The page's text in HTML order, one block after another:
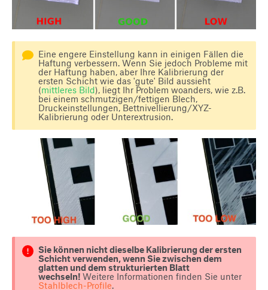
Eine engere Einstellung kann in einigen Fällen die
Haftung verbessern. Wenn Sie jedoch Probleme mit
der Haftung haben, aber Ihre Kalibrierung der
ersten Schicht wie das 'gute' Bild aussieht
(mittleres Bild), liegt Ihr Problem woanders, wie z.B.
bei einem schmutzigen/fettigen Blech,
Druckeinstellungen, Bettnivellierung/XYZ-
Kalibrierung oder Unterextrusion.
Sie können nicht dieselbe Kalibrierung der ersten
Schicht verwenden, wenn Sie zwischen dem
glatten und dem strukturierten Blatt
wechseln! Weitere Informationen finden Sie unter
Stahlblech-Profile.